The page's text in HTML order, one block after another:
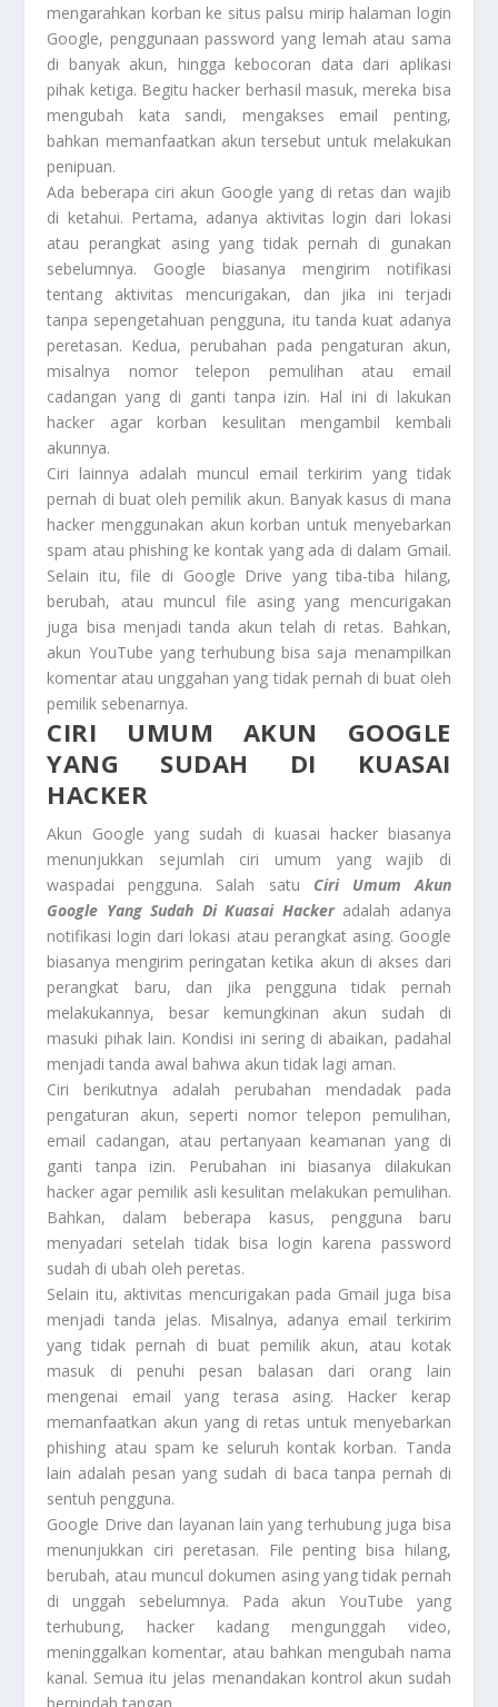
mengarahkan korban ke situs palsu mirip halaman login
Google, penggunaan password yang lemah atau sama
di banyak akun, hingga kebocoran data dari aplikasi
pihak ketiga. Begitu hacker berhasil masuk, mereka bisa
mengubah kata sandi, mengakses email penting,
bahkan memanfaatkan akun tersebut untuk melakukan
penipuan.
Ada beberapa ciri akun Google yang di retas dan wajib
di ketahui. Pertama, adanya aktivitas login dari lokasi
atau perangkat asing yang tidak pernah di gunakan
sebelumnya. Google biasanya mengirim notifikasi
tentang aktivitas mencurigakan, dan jika ini terjadi
tanpa sepengetahuan pengguna, itu tanda kuat adanya
peretasan. Kedua, perubahan pada pengaturan akun,
misalnya nomor telepon pemulihan atau email
cadangan yang di ganti tanpa izin. Hal ini di lakukan
hacker agar korban kesulitan mengambil kembali
akunnya.
Ciri lainnya adalah muncul email terkirim yang tidak
pernah di buat oleh pemilik akun. Banyak kasus di mana
hacker menggunakan akun korban untuk menyebarkan
spam atau phishing ke kontak yang ada di dalam Gmail.
Selain itu, file di Google Drive yang tiba-tiba hilang,
berubah, atau muncul file asing yang mencurigakan
juga bisa menjadi tanda akun telah di retas. Bahkan,
akun YouTube yang terhubung bisa saja menampilkan
komentar atau unggahan yang tidak pernah di buat oleh
pemilik sebenarnya.
CIRI UMUM AKUN GOOGLE
YANG SUDAH DI KUASAI
HACKER
Akun Google yang sudah di kuasai hacker biasanya
menunjukkan sejumlah ciri umum yang wajib di
waspadai pengguna. Salah satu Ciri Umum Akun
Google Yang Sudah Di Kuasai Hackeradalah adanya
notifikasi login dari lokasi atau perangkat asing. Google
biasanya mengirim peringatan ketika akun di akses dari
perangkat baru, dan jika pengguna tidak pernah
melakukannya, besar kemungkinan akun sudah di
masuki pihak lain. Kondisi ini sering di abaikan, padahal
menjadi tanda awal bahwa akun tidak lagi aman.
Ciri berikutnya adalah perubahan mendadak pada
pengaturan akun, seperti nomor telepon pemulihan,
email cadangan, atau pertanyaan keamanan yang di
ganti tanpa izin. Perubahan ini biasanya dilakukan
hacker agar pemilik asli kesulitan melakukan pemulihan.
Bahkan, dalam beberapa kasus, pengguna baru
menyadari setelah tidak bisa login karena password
sudah di ubah oleh peretas.
Selain itu, aktivitas mencurigakan pada Gmail juga bisa
menjadi tanda jelas. Misalnya, adanya email terkirim
yang tidak pernah di buat pemilik akun, atau kotak
masuk di penuhi pesan balasan dari orang lain
mengenai email yang terasa asing. Hacker kerap
memanfaatkan akun yang di retas untuk menyebarkan
phishing atau spam ke seluruh kontak korban. Tanda
lain adalah pesan yang sudah di baca tanpa pernah di
sentuh pengguna.
Google Drive dan layanan lain yang terhubung juga bisa
menunjukkan ciri peretasan. File penting bisa hilang,
berubah, atau muncul dokumen asing yang tidak pernah
di unggah sebelumnya. Pada akun YouTube yang
terhubung, hacker kadang mengunggah video,
meninggalkan komentar, atau bahkan mengubah nama
kanal. Semua itu jelas menandakan kontrol akun sudah